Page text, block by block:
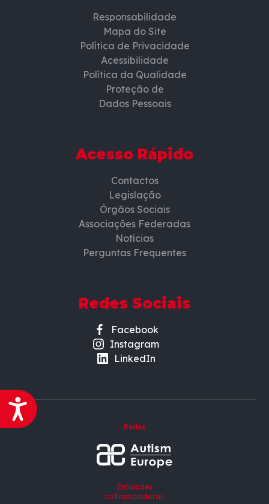
Acessibilidade
Responsabilidade
Mapa do Site
Política de Privacidade
Acessibilidade
Política da Qualidade
Proteção de
Dados Pessoais
Acesso Rápido
Contactos
Legislação
Órgãos Sociais
Associações Federadas
Notícias
Perguntas Frequentes
Redes Sociais
Facebook
Instagram
LinkedIn
Redes
Entidades
cofinanciadoras